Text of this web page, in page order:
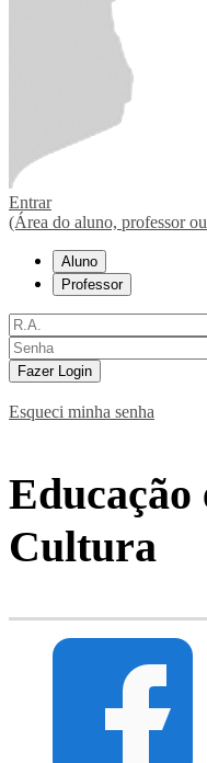
Entrar
(Área do aluno, professor
Aluno
Professor
Fazer Login
Esqueci minha senha
Educação
Cultura